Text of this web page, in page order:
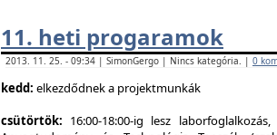
11. heti progaramok
2013. 11. 25. - 09:34 | SimonGergo | Nincs kategória. | 0
kedd: elkezdődnek a projektmunkák
csütörtök: 16:00-18:00-ig lesz